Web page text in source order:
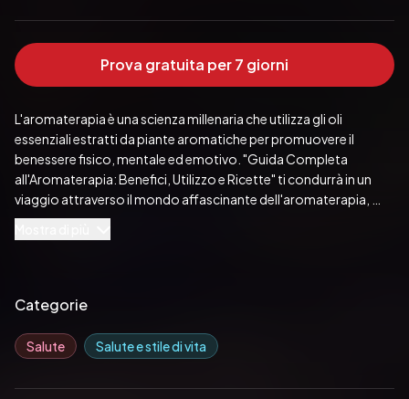
Prova gratuita per 7 giorni
L'aromaterapia è una scienza millenaria che utilizza gli oli
essenziali estratti da piante aromatiche per promuovere il
benessere fisico, mentale ed emotivo. "Guida Completa
all'Aromaterapia: Benefici, Utilizzo e Ricette" ti condurrà in un
viaggio attraverso il mondo affascinante dell'aromaterapia,
svelando i suoi segreti antichi e le sue applicazioni moderne.
moderne scoperte scientifiche. Imparerai come gli oli essenziali
migliorando il tuo benessere in modo naturale.
Categorie
Salute Salute e stile di vita